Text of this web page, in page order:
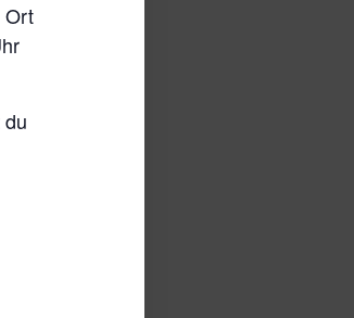
Ort